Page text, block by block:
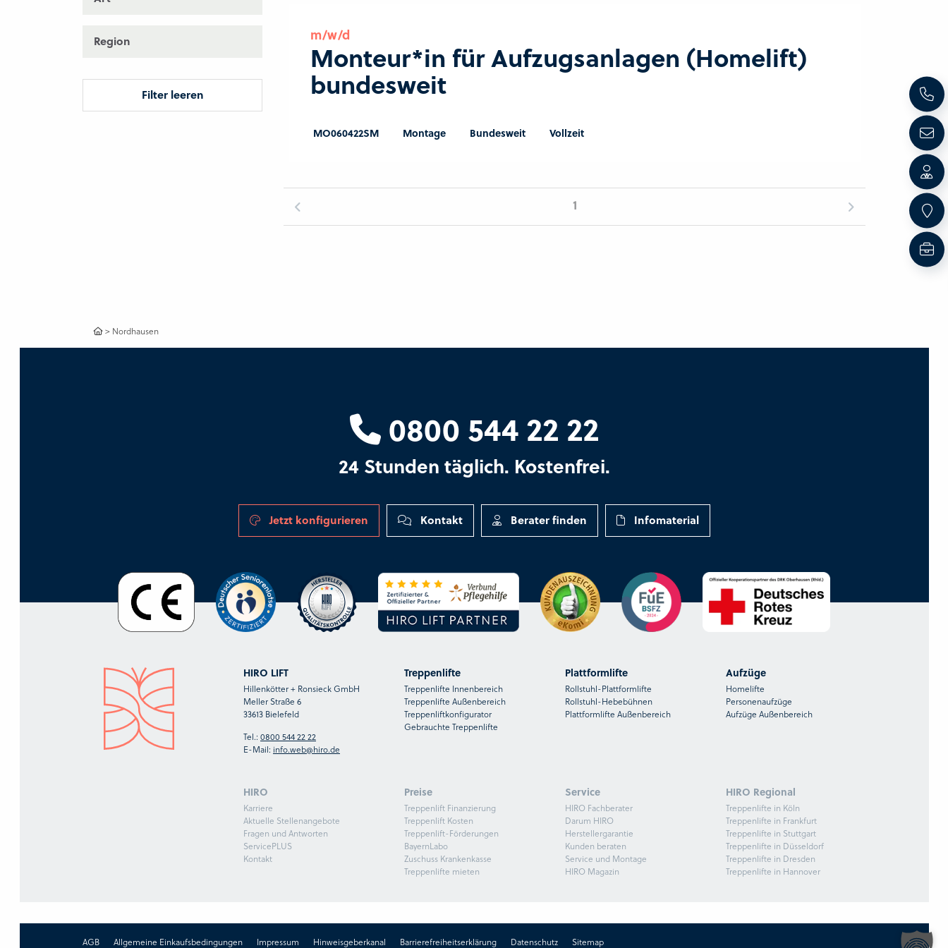
Region
Filter leeren
m/w/d
Monteur*in für Aufzugsanlagen (Homelift)
bundesweit
MO060422SM Montage Bundesweit Vollzeit
1
> Nordhausen
0800 544 22 22
24 Stunden täglich. Kostenfrei.
Jetzt konfigurieren Kontakt Berater finden Infomaterial
HIRO LIFT
Hillenkötter + Ronsieck GmbH
Meller Straße 6
33613 Bielefeld
Tel.: 0800 544 22 22
E-Mail: info.web@hiro.de
Treppenlifte
Treppenlifte Innenbereich
Treppenlifte Außenbereich
Treppenliftkonfigurator
Gebrauchte Treppenlifte
Plattformlifte
Rollstuhl-Plattformlifte
Rollstuhl-Hebebühnen
Plattformlifte Außenbereich
Aufzüge
Homelifte
Personenaufzüge
Aufzüge Außenbereich
HIRO
Karriere
Aktuelle Stellenangebote
Fragen und Antworten
ServicePLUS
Kontakt
Preise
Treppenlift Finanzierung
Treppenlift Kosten
Treppenlift-Förderungen
BayernLabo
Zuschuss Krankenkasse
Treppenlifte mieten
Service
HIRO Fachberater
Darum HIRO
Herstellergarantie
Kunden beraten
Service und Montage
HIRO Magazin
HIRO Regional
Treppenlifte in Köln
Treppenlifte in Frankfurt
Treppenlifte in Stuttgart
Treppenlifte in Düsseldorf
Treppenlifte in Dresden
Treppenlifte in Hannover
AGB Allgemeine Einkaufsbedingungen Impressum Hinweisgeberkanal Barrierefreiheitserklärung Datenschutz Sitemap